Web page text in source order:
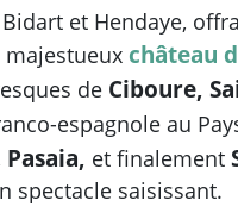
et Hendaye,
majestueux château
de Ciboure,
espagnole au
Pasaia, et finalement
spectacle saisissant.